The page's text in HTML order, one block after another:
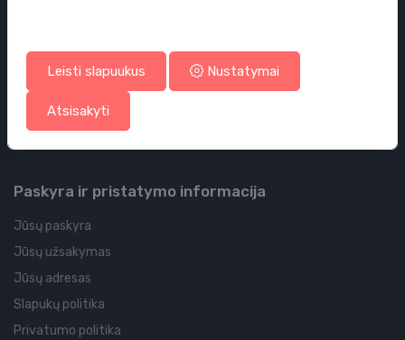
Sifonai
Grindų nuotekų šalinimo sistemos
Vožtuvai
Paskyra ir pristatymo informacija
Jūsų paskyra
Jūsų užsakymas
Jūsų adresas
Slapukų politika
Privatumo politika
Leisti slapuukus Nustatymai
Atsisakyti